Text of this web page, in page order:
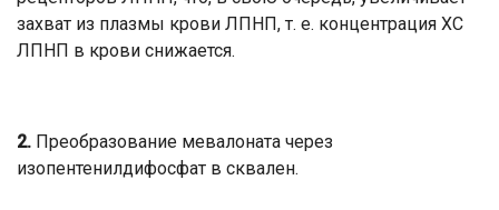
захват из плазмы крови ЛПНП, т. е. концентрация ХС
ЛПНП в крови снижается.
2. Преобразование мевалоната через
изопентенилдифосфат в сквален.